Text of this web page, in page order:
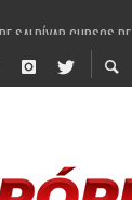
SALDÍVAR CURSOS
Y 14
PEPE SALDÍVAR LA
Y GRUPO FEMSA
TRAJO